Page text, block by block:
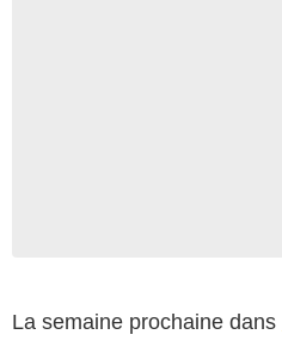
La semaine prochaine dans